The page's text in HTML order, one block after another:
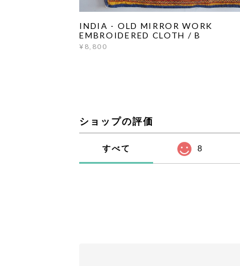
INDIA - OLD MIRROR WORK
EMBROIDERED CLOTH / B
¥8,800
ショップの評価
すべて 8